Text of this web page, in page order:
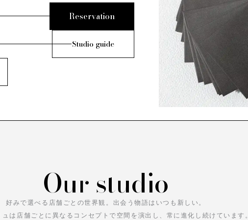
Reservation
Studio guide
Our studio
好みで選べる店舗ごとの世界観。 出会う物語はいつも新しい。
ュは店舗ごとに異なるコンセプトで空間を演出し、常に進化し続けています。